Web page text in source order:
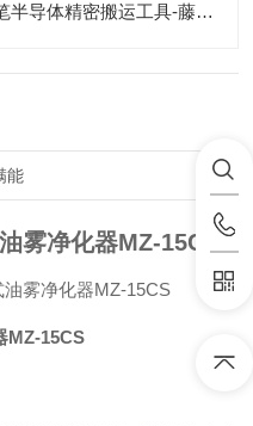
日本福乐（FLUORO）真空吸笔半导体精密搬运工具-藤田光学
能
雾净化器MZ-15CS
MZ-15CS